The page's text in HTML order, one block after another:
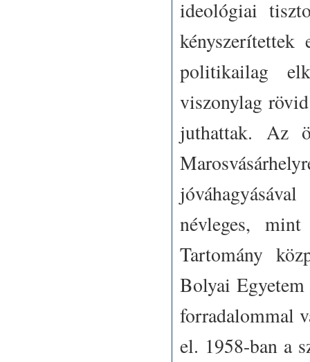
ideológiai
politikailag
viszonylag
juthattak. Az
névleges,
Tartomány
Bolyai
forradalommal
el. 1958-ban a